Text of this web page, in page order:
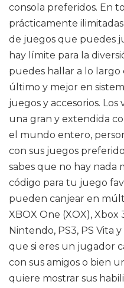
consola preferidos. En
prácticamente
de juegos que puedes
hay límite para la
puedes hallar a lo largo
último y mejor en
juegos y accesorios.
una gran y extendida
el mundo entero,
con sus juegos
sabes que no hay
código para tu juego
pueden canjear en
XBOX One (XOX), Xbox
Nintendo, PS3, PS Vita
que si eres un jugador
con sus amigos o bien
quiere mostrar sus